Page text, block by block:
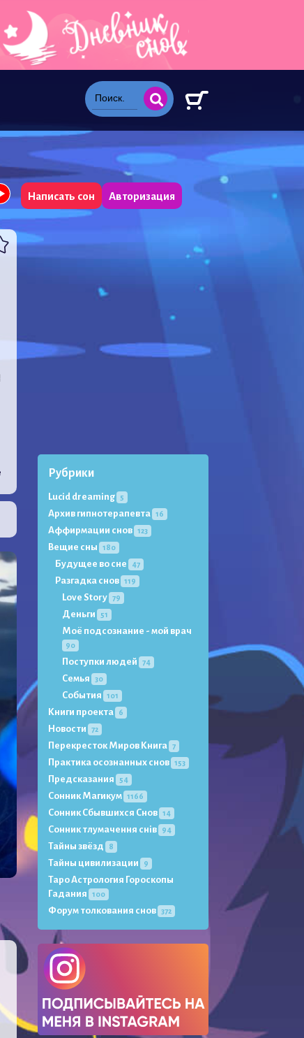
Написать сон Авторизация
Рубрики
Lucid dreaming 5
Архив гипнотерапевта 16
Аффирмации снов 123
Вещие сны 180
Будущее во сне 47
Разгадка снов 119
Love Story 79
Деньги 51
Моё подсознание - мой врач
90
Поступки людей 74
Семья 30
События 101
Книги проекта 6
Новости 72
Перекресток Миров Книга 7
Практика осознанных снов 153
Предсказания 54
Сонник Магикум 1166
Сонник Сбывшихся Снов 14
Сонник тлумачення снів 94
Тайны звёзд 8
Тайны цивилизации 9
Таро Астрология Гороскопы
Гадания
100
Форум толкования снов 372